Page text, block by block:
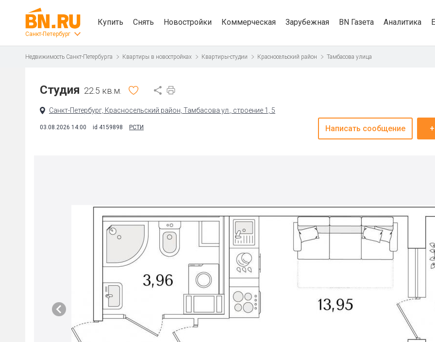
Санкт-Петербург
Купить Снять Новостройки Коммерческая Зарубежная BN Газета Аналитика
Недвижимость Санкт-Петербурга Квартиры в новостройках Квартиры-студии Красносельский район Тамбасова улица
Студия 22.5 кв.м.
Санкт-Петербург, Красносельский район, Тамбасова ул., строение 1, 5
03.08.2026 14:00 id 4159898 РСТИ Написать сообщение